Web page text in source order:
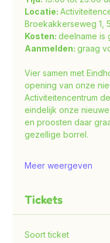
Locatie:
Broekakkerseweg 1,
Kosten: deelname is
Aanmelden: graag
Vier samen met
opening van onze
Activiteitencentrum
eindelijk onze
en proosten daar
gezellige borrel.
Meer weergeven
Tickets
Soort ticket